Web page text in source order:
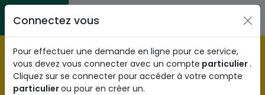
Aller au contenu principal
Citoyens
Pré-enregistrez vous dès maintenant pour le programme
national d'identification biométrique et
obtenez votre Numéro d'Identification Unique (NIU) en
cliquant
Connectez vous
Pour effectuer une demande en ligne pour ce service,
vous devez vous connecter avec un compte particulier.
Cliquez sur se connecter pour accéder à votre compte
particulierou pour en créer un.